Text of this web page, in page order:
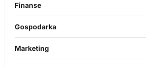
Finanse
Gospodarka
Marketing